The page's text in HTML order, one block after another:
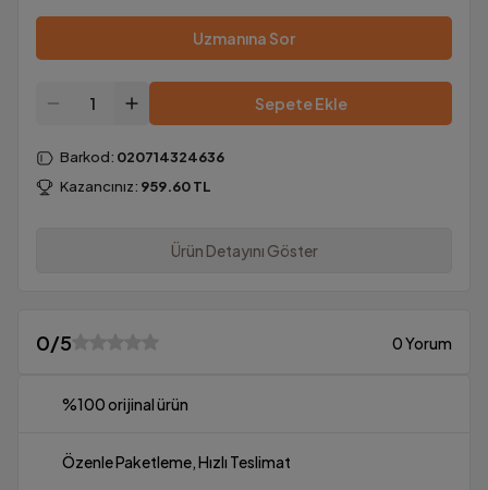
Uzmanına Sor
Sepete Ekle
Barkod: 020714324636
Kazancınız: 959.60TL
Ürün Detayını Göster
0/5 0 Yorum
%100 orijinal ürün
Özenle Paketleme, Hızlı Teslimat